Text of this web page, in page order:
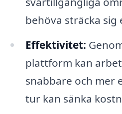
behöva sträcka sig
Effektivitet:
plattform kan
snabbare och mer
tur kan sänka